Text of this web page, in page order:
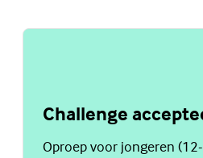
Challenge
Oproep voor jongeren